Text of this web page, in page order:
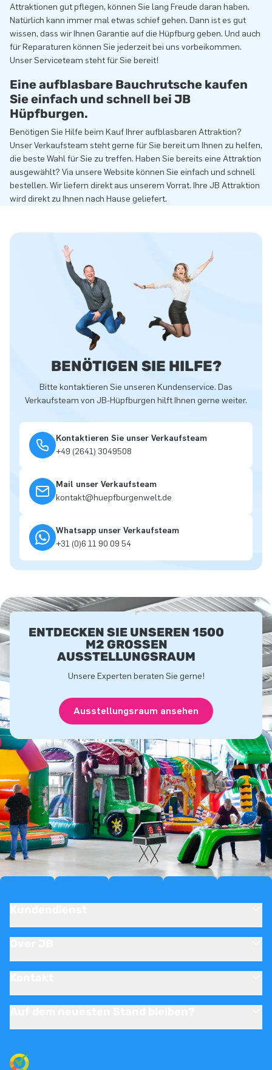
Attraktionen gut pflegen, können Sie lang Freude daran haben.
Natürlich kann immer mal etwas schief gehen. Dann ist es gut
wissen, dass wir Ihnen Garantie auf die Hüpfburg geben. Und auch
für Reparaturen können Sie jederzeit bei uns vorbeikommen.
Unser Serviceteam steht für Sie bereit!
Eine aufblasbare Bauchrutsche kaufen
Sie einfach und schnell bei JB
Hüpfburgen.
Benötigen Sie Hilfe beim Kauf Ihrer aufblasbaren Attraktion?
Unser Verkaufsteam steht gerne für Sie bereit um Ihnen zu helfen,
die beste Wahl für Sie zu treffen. Haben Sie bereits eine Attraktion
ausgewählt? Via unsere Website können Sie einfach und schnell
bestellen. Wir liefern direkt aus unserem Vorrat. Ihre JB Attraktion
wird direkt zu Ihnen nach Hause geliefert.
BENÖTIGEN SIE HILFE?
Bitte kontaktieren Sie unseren Kundenservice. Das
Verkaufsteam von JB-Hüpfburgen hilft Ihnen gerne weiter.
Kontaktieren Sie unser Verkaufsteam
+49 (2641) 3049508
Mail unser Verkaufsteam
kontakt@huepfburgenwelt.de
Whatsapp unser Verkaufsteam
+31 (0)6 11 90 09 54
ENTDECKEN SIE UNSEREN 1500
M2 GROSSEN A
USSTELLUNGSRAUM
Unsere Experten beraten Sie gerne!
Ausstellungsraum ansehen